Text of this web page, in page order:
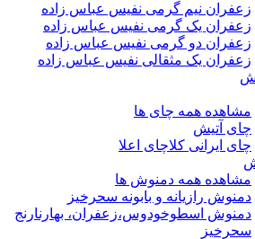
زعفران نیم گرمی نفیس عباس زاده
زعفران یک گرمی نفیس عباس زاده
زعفران دو گرمی نفیس عباس زاده
زعفران یک مثقالی نفیس عباس زاده
مشاهده همه چای ها
چای آتیش
چای ایرانی کلاچای اعلا
مشاهده همه دمنوش ها
دمنوش رازیانه و بابونه سحرخیز
دمنوش اسطوخودوس،زعفران، بهارنارنج
سحرخیز